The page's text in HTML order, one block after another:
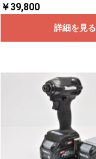
￥39,800
詳細を見る